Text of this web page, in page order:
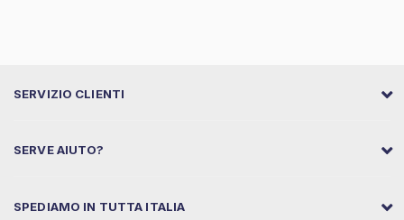
SERVIZIO CLIENTI
SERVE AIUTO?
SPEDIAMO IN TUTTA ITALIA